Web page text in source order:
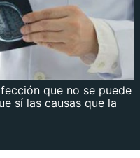
que no se puede
sí las causas que la